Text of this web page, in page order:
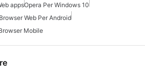
appsOpera Per Windows 10
Web Per Android
Mobile